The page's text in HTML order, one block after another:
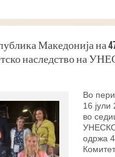
Македонија на
наследство на
Во
16 јули
во
одржа